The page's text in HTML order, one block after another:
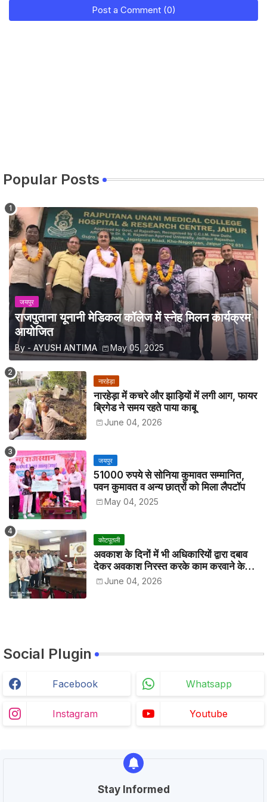
Post a Comment (0)
Popular Posts
जयपुर
राजपुताना यूनानी मेडिकल कॉलेज में स्नेह मिलन कार्यक्रम
आयोजित
By - AYUSH ANTIMA May 05, 2025
नारहेड़ा
नारहेड़ा में कचरे और झाड़ियों में लगी आग, फायर
ब्रिगेड ने समय रहते पाया काबू
June 04, 2026
जयपुर
51000 रुपये से सोनिया कुमावत सम्मानित,
पवन कुमावत व अन्य छात्रों को मिला लैपटॉप
May 04, 2025
कोटपूतली
अवकाश के दिनों में भी अधिकारियों द्वारा दबाव
देकर अवकाश निरस्त करके काम करवाने के
विरोध में कर्मचारियों ने जिला कलेक्टर को सीएस
के नाम दिया ज्ञापन
June 04, 2026
Social Plugin
Facebook Whatsapp
Instagram Youtube
Stay Informed